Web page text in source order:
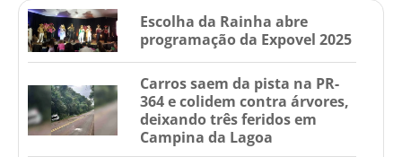
Escolha da Rainha abre
programação da Expovel 2025
Carros saem da pista na PR-
364 e colidem contra árvores,
deixando três feridos em
Campina da Lagoa